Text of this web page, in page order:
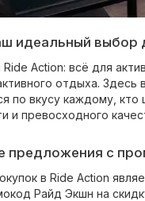
идеальный выбор
Action: всё для
отдыха.
по вкусу каждому, кто
и превосходного
предложения с
в Ride Action
Райд Экшн на